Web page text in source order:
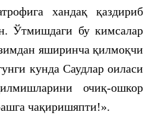
Ўтмишдаги бу кимсалар
яширинча қилмоқчи
кунда Саудлар оиласи
очиқ-ошкор
чақиришяпти!».